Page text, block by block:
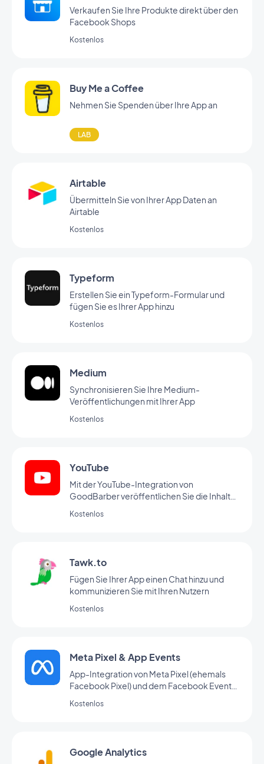
Verkaufen Sie Ihre Produkte direkt über den
Facebook Shops
Kostenlos
Buy Me a Coffee
Nehmen Sie Spenden über Ihre App an
LAB
Airtable
Übermitteln Sie von Ihrer App Daten an
Airtable
Kostenlos
Typeform
Erstellen Sie ein Typeform-Formular und
fügen Sie es Ihrer App hinzu
Kostenlos
Medium
Synchronisieren Sie Ihre Medium-
Veröffentlichungen mit Ihrer App
Kostenlos
YouTube
Mit der YouTube-Integration von
GoodBarber veröffentlichen Sie die Inhalte
Ihrer App.
Kostenlos
Tawk.to
Fügen Sie Ihrer App einen Chat hinzu und
kommunizieren Sie mit Ihren Nutzern
Kostenlos
Meta Pixel & App Events
App-Integration von Meta Pixel (ehemals
Facebook Pixel) und dem Facebook Event
Nutzerverhaltens und zur
Kostenlos
Google Analytics